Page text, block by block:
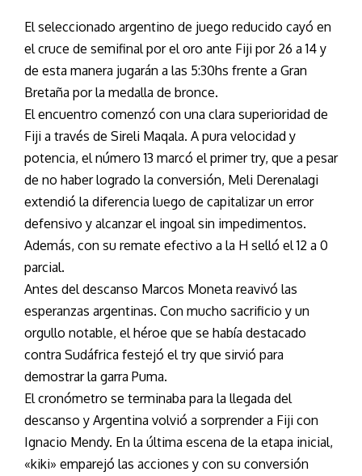
El seleccionado argentino de juego reducido cayó en
el cruce de semifinal por el oro ante Fiji por 26 a 14 y
de esta manera jugarán a las 5:30hs frente a Gran
Bretaña por la medalla de bronce.
El encuentro comenzó con una clara superioridad de
Fiji a través de Sireli Maqala. A pura velocidad y
potencia, el número 13 marcó el primer try, que a pesar
de no haber logrado la conversión, Meli Derenalagi
extendió la diferencia luego de capitalizar un error
defensivo y alcanzar el ingoal sin impedimentos.
Además, con su remate efectivo a la H selló el 12 a 0
parcial.
Antes del descanso Marcos Moneta reavivó las
esperanzas argentinas. Con mucho sacrificio y un
orgullo notable, el héroe que se había destacado
contra Sudáfrica festejó el try que sirvió para
demostrar la garra Puma.
El cronómetro se terminaba para la llegada del
descanso y Argentina volvió a sorprender a Fiji con
Ignacio Mendy. En la última escena de la etapa inicial,
«kiki» emparejó las acciones y con su conversión